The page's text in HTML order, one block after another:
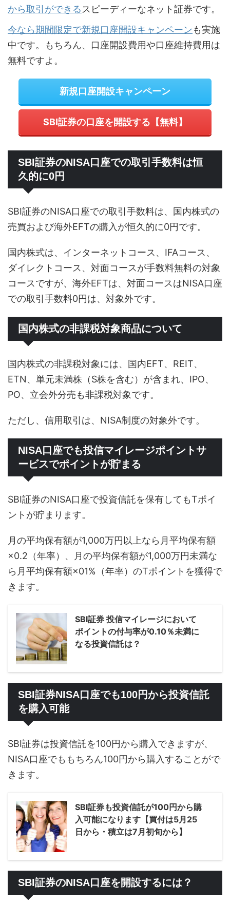
から取引ができるスピーディーなネット証券です。
今なら期間限定で新規口座開設キャンペーンも実施
中です。もちろん、口座開設費用や口座維持費用は
無料ですよ。
新規口座開設キャンペーン
SBI証券の口座を開設する【無料】
SBI証券のNISA口座での取引手数料は恒
久的に0円
SBI証券のNISA口座での取引手数料は、国内株式の
売買および海外EFTの購入が恒久的に0円です。
国内株式は、インターネットコース、IFAコース、
ダイレクトコース、対面コースが手数料無料の対象
コースですが、海外EFTは、対面コースはNISA口座
での取引手数料0円は、対象外です。
国内株式の非課税対象商品について
国内株式の非課税対象には、国内EFT、REIT、
ETN、単元未満株（S株を含む）が含まれ、IPO、
PO、立会外分売も非課税対象です。
ただし、信用取引は、NISA制度の対象外です。
NISA口座でも投信マイレージポイントサ
ービスでポイントが貯まる
SBI証券のNISA口座で投資信託を保有してもTポイ
ントが貯まります。
月の平均保有額が1,000万円以上なら月平均保有額
×0.2（年率）、月の平均保有額が1,000万円未満な
ら月平均保有額×01%（年率）のTポイントを獲得で
きます。
SBI証券 投信マイレージにおいて
ポイントの付与率が0.10％未満に
なる投資信託は？
SBI証券NISA口座でも100円から投資信託
を購入可能
SBI証券は投資信託を100円から購入できますが、
NISA口座でももちろん100円から購入することがで
きます。
SBI証券も投資信託が100円から購
入可能になります【買付は5月25
日から・積立は7月初旬から】
SBI証券のNISA口座を開設するには？